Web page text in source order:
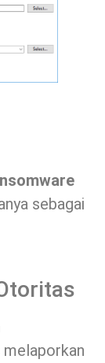
sebagai
melaporkan